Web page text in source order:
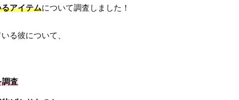
アイテムについて調査しました！
る彼について、
調査